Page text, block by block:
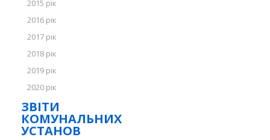
2015 рік
2016 рік
2017 рік
2018 рік
2019 рік
2020 рік
ЗВІТИ
КОМУНАЛЬНИХ
УСТАНОВ